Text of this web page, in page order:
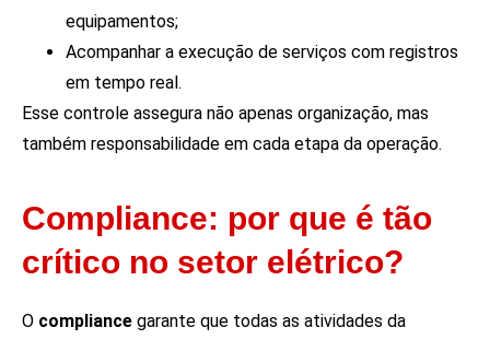
equipamentos;
Acompanhar a execução de serviços com registros
em tempo real.
Esse controle assegura não apenas organização, mas
também responsabilidade em cada etapa da operação.
Compliance: por que é tão
crítico no setor elétrico?
O compliance garante que todas as atividades da